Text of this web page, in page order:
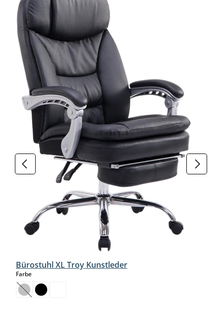
Bürostuhl XL Troy Kunstleder
Farbeauswählen
(Diese Option ist zurzeit nicht verfügbar.)